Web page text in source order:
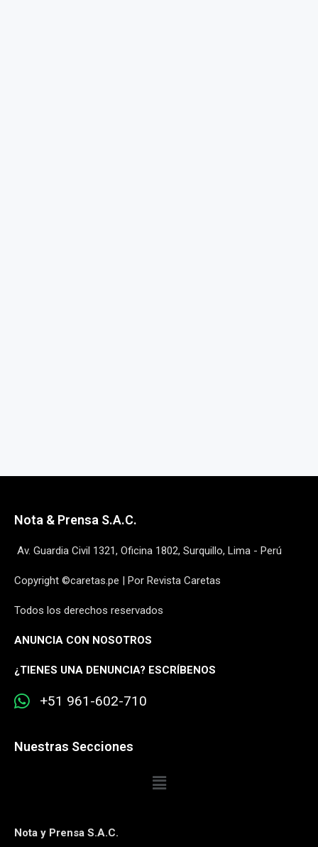
Nota & Prensa S.A.C.
Av. Guardia Civil 1321, Oficina 1802, Surquillo, Lima - Perú
Copyright ©caretas.pe | Por Revista Caretas
Todos los derechos reservados
ANUNCIA CON NOSOTROS
¿TIENES UNA DENUNCIA? ESCRÍBENOS
+51 961-602-710
Nuestras Secciones
Nota y Prensa S.A.C.